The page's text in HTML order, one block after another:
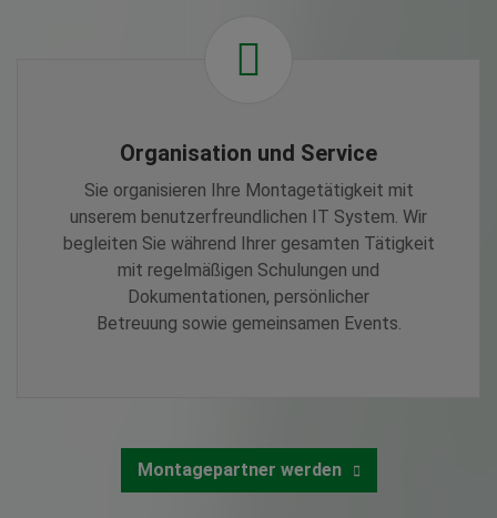
Organisation und Service
Sie organisieren Ihre Montagetätigkeit mit
unserem benutzerfreundlichen IT System. Wir
begleiten Sie während Ihrer gesamten Tätigkeit
mit regelmäßigen Schulungen und
Dokumentationen, persönlicher
Betreuung sowie gemeinsamen Events.
Montagepartner werden